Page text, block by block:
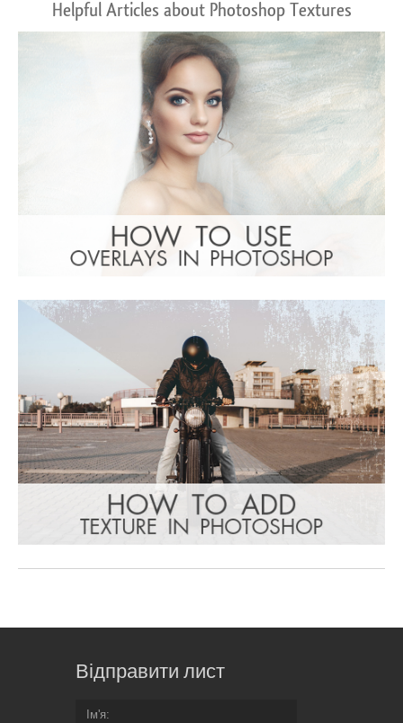
Helpful Articles about Photoshop Textures
Відправити лист
Ім'я